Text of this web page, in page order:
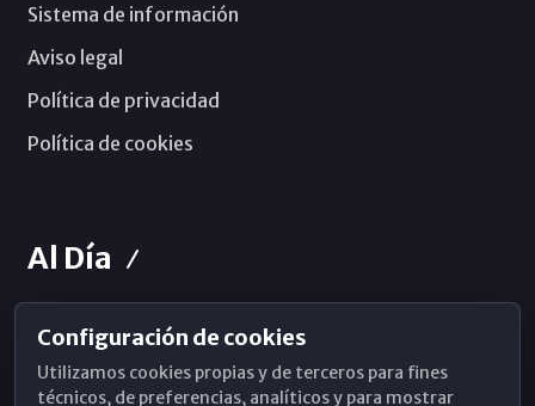
Sistema de información
Aviso legal
Política de privacidad
Política de cookies
Al Día
Horarios de Misa
Hemeroteca
Configuración de cookies
Utilizamos cookies propias y de terceros para fines
técnicos, de preferencias, analíticos y para mostrar